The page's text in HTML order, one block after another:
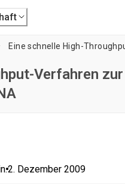
Verfahren
•2. Dezember 2009